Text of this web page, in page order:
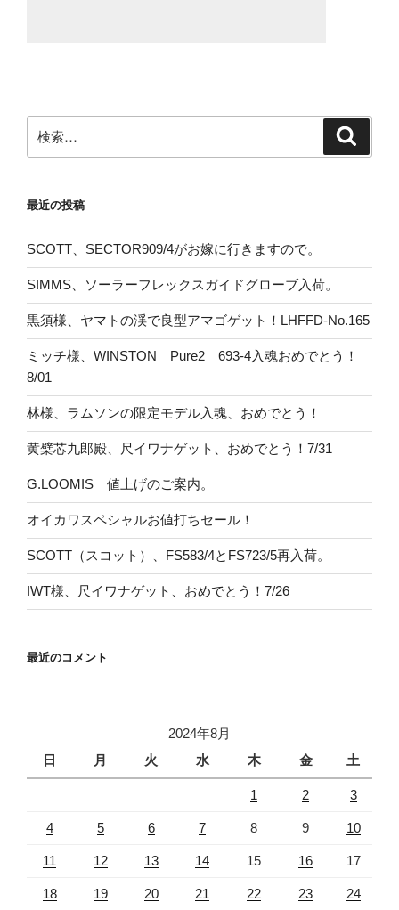
索:
最近の投稿
SCOTT、SECTOR909/4がお嫁に行きますので。
SIMMS、ソーラーフレックスガイドグローブ入荷。
黒須様、ヤマトの渓で良型アマゴゲット！LHFFD-No.165
ミッチ様、WINSTON Pure2 693-4入魂おめでとう！
8/01
林様、ラムソンの限定モデル入魂、おめでとう！
黄檗芯九郎殿、尺イワナゲット、おめでとう！7/31
G.LOOMIS 値上げのご案内。
オイカワスペシャルお値打ちセール！
SCOTT（スコット）、FS583/4とFS723/5再入荷。
IWT様、尺イワナゲット、おめでとう！7/26
最近のコメント
2024年8月
日
月 火 水 木 金 土
1 2 3
4 5 6 7 8 9 10
11 12 13 14 15 16 17
18 19 20 21 22 23 24